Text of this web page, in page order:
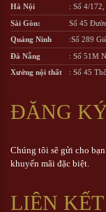
Hà Nội
: Số 4/
Sài Gòn:
Số 45
Quảng Ninh
:Số 289
Đà Nẵng
: Số 51M
Xưởng nội thất
: Số 45
ĐĂNG
Chúng tôi sẽ gửi cho
khuyến mãi đặc biệt.
LIÊN